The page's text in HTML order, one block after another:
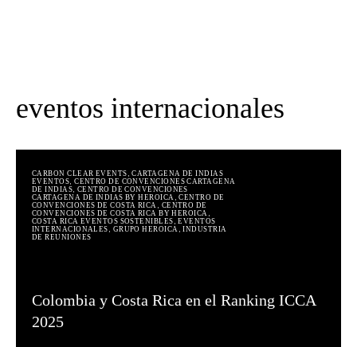
eventos internacionales
CARBON CLEAR EVENTS ,CARTAGENA DE INDIAS
EVENTOS ,CENTRO DE CONVENCIONES CARTAGENA
DE INDIAS CENTRO DE CONVENCIONES
CARTAGENA DE INDIAS BY HEROICA
,CENTRO DE
CONVENCIONES DE COSTA RICA
CENTRO DE
CONVENCIONES DE COSTA RICA BY HEROICA
COSTA RICA EVENTOS SOSTENIBLES ,EVENTOS
INTERNACIONALES
GRUPO HEROICA ,INDUSTRIA
DE REUNIONES
Colombia y Costa Rica en el Ranking ICCA
2025